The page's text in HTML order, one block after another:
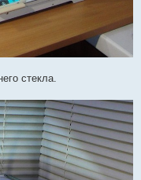
стекла.